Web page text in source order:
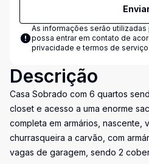
As informações serão
possa entrar em contato de
privacidade e termos de serviço
Descrição
Casa Sobrado com 6 quartos
closet e acesso a uma enorme
completa em armários, nascente,
churrasqueira a carvão, com
vagas de garagem, sendo 2